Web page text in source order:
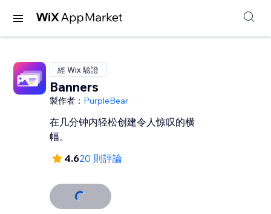
經 Wix 驗證
Banners
製作者： PurpleBear
在几分钟内轻松创建令人惊叹的横
幅。
4.620 則評論